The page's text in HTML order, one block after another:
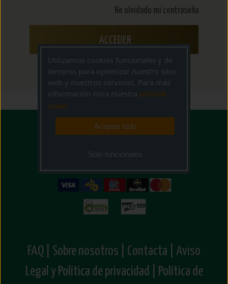
He olvidado mi contraseña
ACCEDER
FAQ | Sobre nosotros | Contacta |
Aviso
Legal y Política de privacidad |
Política de
Utilizamos cookies funcionales y de
terceros para optimizar nuestro sitio
web y nuestros servicios. Para más
información mira nuestra politica de
cookies
Aceptar todo
Solo funcionales